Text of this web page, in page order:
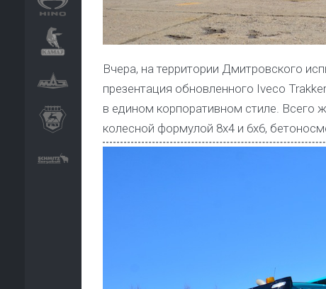
Вчера, на территории Дмитровского
презентация обновленного Iveco
в едином корпоративном стиле. Всего
колесной формулой 8х4 и 6х6,